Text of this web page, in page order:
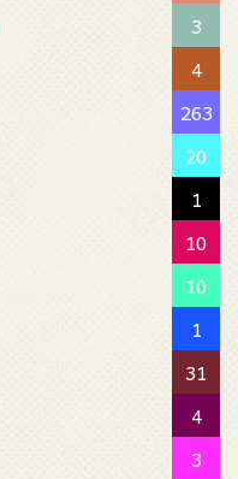
3
4
263
20
1
10
10
1
31
4
3